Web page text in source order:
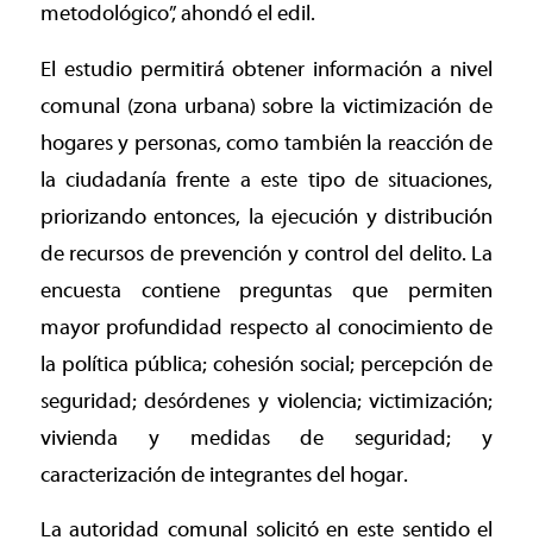
metodológico”, ahondó el edil.
El estudio permitirá obtener información a nivel
comunal (zona urbana) sobre la victimización de
hogares y personas, como también la reacción de
la ciudadanía frente a este tipo de situaciones,
priorizando entonces, la ejecución y distribución
de recursos de prevención y control del delito. La
encuesta contiene preguntas que permiten
mayor profundidad respecto al conocimiento de
la política pública; cohesión social; percepción de
seguridad; desórdenes y violencia; victimización;
vivienda y medidas de seguridad; y
caracterización de integrantes del hogar.
La autoridad comunal solicitó en este sentido el